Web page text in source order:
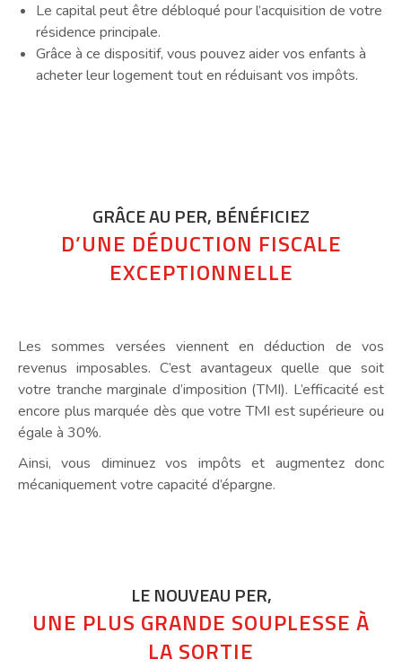
Le capital peut être débloqué pour l’acquisition de votre
résidence principale.
Grâce à ce dispositif, vous pouvez aider vos enfants à
acheter leur logement tout en réduisant vos impôts.
GRÂCE AU PER, BÉNÉFICIEZ
D’UNE DÉDUCTION FISCALE
EXCEPTIONNELLE
Les sommes versées viennent en déduction de vos
revenus imposables. C’est avantageux quelle que soit
votre tranche marginale d’imposition (TMI). L’efficacité est
encore plus marquée dès que votre TMI est supérieure ou
égale à 30%.
Ainsi, vous diminuez vos impôts et augmentez donc
mécaniquement votre capacité d’épargne.
LE NOUVEAU PER,
UNE PLUS GRANDE SOUPLESSE À
LA SORTIE